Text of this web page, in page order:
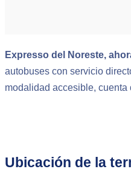
Expresso del Noreste,
autobuses con servicio
modalidad accesible,
Ubicación de la